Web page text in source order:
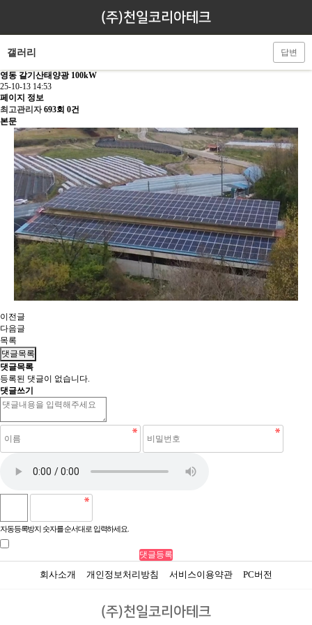
(주)천일코리아테크
갤러리 답변
영동 갈기산태양광 100kW
25-10-13 14:53
페이지 정보
최고관리자 693회 0건
본문
이전글
다음글
목록
댓글목록
댓글목록
등록된 댓글이 없습니다.
댓글쓰기
자동등록방지 숫자를 순서대로 입력하세요.
회사소개 개인정보처리방침 서비스이용약관 PC버전
(주)천일코리아테크